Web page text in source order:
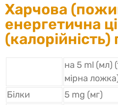
Харчова
енергетична
на 5 ml (мл)
мірна
Білки 5 mg (мг)